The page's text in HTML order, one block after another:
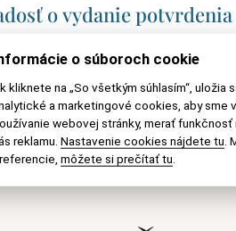
o vydanie
o súboroch cookie
kliknete na „So všetkým súhlasím“, uložia
a marketingové cookies, aby sme
webovej stránky, merať
reklamu. Nastavenie cookies nájdete tu .
môžete si prečítať tu